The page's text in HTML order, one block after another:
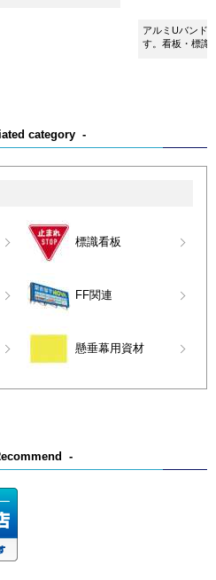
アルミUバンド
す。看板・標識
category
標識看板
FF関連
懸垂幕用資材